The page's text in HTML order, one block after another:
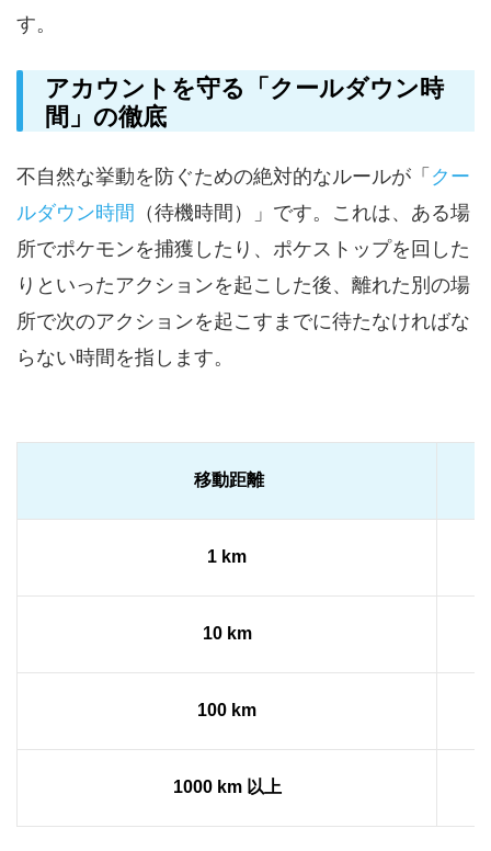
す。
アカウントを守る「クールダウン時
間」の徹底
不自然な挙動を防ぐための絶対的なルールが「 クー
ルダウン時間 （待機時間）」です。これは、ある場
所でポケモンを捕獲したり、ポケストップを回した
りといったアクションを起こした後、離れた別の場
所で次のアクションを起こすまでに待たなければな
らない時間を指します。
移動距離
1 km
10 km
100 km
1000 km 以上